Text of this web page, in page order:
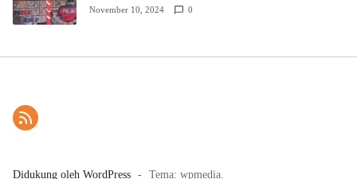
November 10, 2024 0
Didukung oleh WordPress - Tema: wpmedia.